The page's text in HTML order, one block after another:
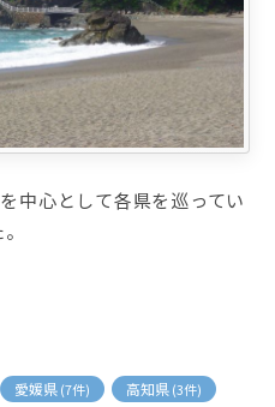
中心として各県を巡ってい
愛媛県(7件) 高知県(3件)